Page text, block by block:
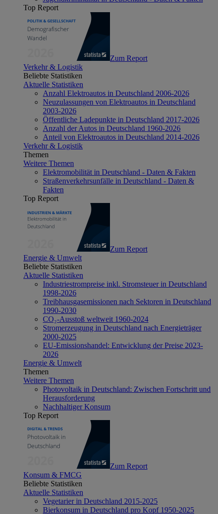
Top Report
Zum Report
Verkehr & Logistik
Beliebte Statistiken
Aktuelle Statistiken
Anzahl Elektroautos in Deutschland 2006-2026
Neuzulassungen von Elektroautos in Deutschland
2003-2026
Öffentliche Ladepunkte in Deutschland 2017-2026
Anzahl der Autos in Deutschland 1960-2026
Anteil von Elektroautos in Deutschland 2014-2026
Verkehr & Logistik
Themen
Weitere Themen
Elektromobilität in Deutschland - Daten & Fakten
Straßenverkehrsunfälle in Deutschland - Daten &
Fakten
Top Report
Zum Report
Energie & Umwelt
Beliebte Statistiken
Aktuelle Statistiken
Industriestrompreise inkl. Stromsteuer in Deutschland
1998-2026
Treibhausgasemissionen nach Sektoren in Deutschland
1990-2030
CO₂-Ausstoß weltweit 1960-2024
Stromerzeugung in Deutschland nach Energieträger
2000-2025
EU-Emissionshandel: Entwicklung der Preise 2023-
2026
Energie & Umwelt
Themen
Weitere Themen
Photovoltaik in Deutschland: Zwischen Fortschritt und
Herausforderung
Nachhaltiger Konsum
Top Report
Zum Report
Konsum & FMCG
Beliebte Statistiken
Aktuelle Statistiken
Vegetarier in Deutschland 2015-2025
Bierkonsum in Deutschland pro Kopf 1950-2025